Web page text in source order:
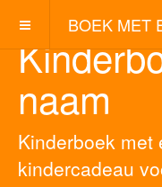
BOEK MET
naam
Kinderboek met
kindercadeau